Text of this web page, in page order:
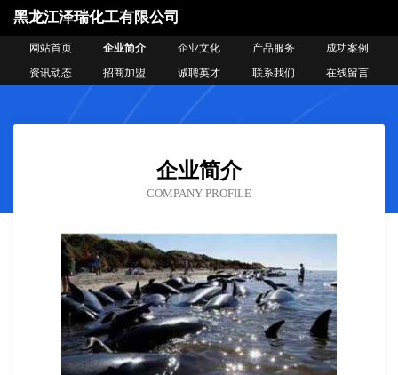
黑龙江泽瑞化工有限公司
网站首页 企业简介 企业文化 产品服务
成功案例
资讯动态
招商加盟 诚聘英才 联系我们 在线留言
企业简介
COMPANY PROFILE